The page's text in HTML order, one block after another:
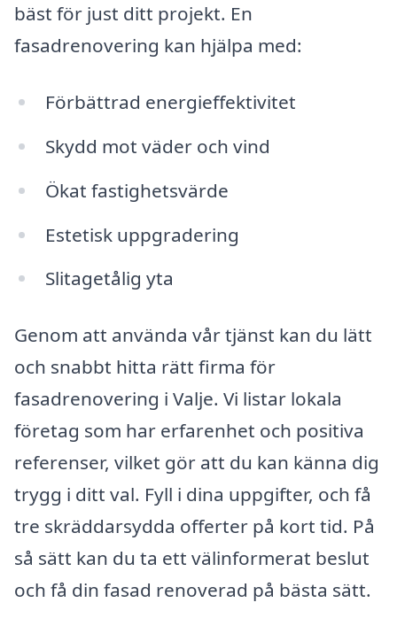
bäst för just ditt projekt. En
fasadrenovering kan hjälpa med:
Förbättrad energieffektivitet
Skydd mot väder och vind
Ökat fastighetsvärde
Estetisk uppgradering
Slitagetålig yta
Genom att använda vår tjänst kan du lätt
och snabbt hitta rätt firma för
fasadrenovering i Valje. Vi listar lokala
företag som har erfarenhet och positiva
referenser, vilket gör att du kan känna dig
trygg i ditt val. Fyll i dina uppgifter, och få
tre skräddarsydda offerter på kort tid. På
så sätt kan du ta ett välinformerat beslut
och få din fasad renoverad på bästa sätt.